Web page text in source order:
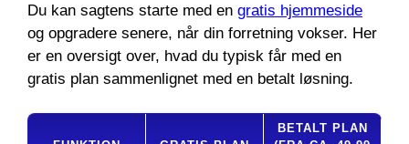
Du kan sagtens starte med en gratis hjemmeside
og opgradere senere, når din forretning vokser. Her
er en oversigt over, hvad du typisk får med en
gratis plan sammenlignet med en betalt løsning.
BETALT PLAN